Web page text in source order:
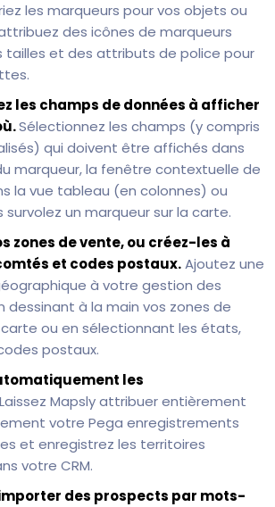
les marqueurs pour vos objets ou
des icônes de marqueurs
tailles et des attributs de police pour
les champs de données à afficher
Sélectionnez les champs (y compris
qui doivent être affichés dans
marqueur, la fenêtre contextuelle de
la vue tableau (en colonnes) ou
survolez un marqueur sur la carte.
zones de vente, ou créez-les à
et codes postaux.Ajoutez une
à votre gestion des
dessinant à la main vos zones de
ou en sélectionnant les états,
postaux.
les
Laissez Mapsly attribuer entièrement
votre Pega enregistrements
et enregistrez les territoires
votre CRM.
des prospects par mots-